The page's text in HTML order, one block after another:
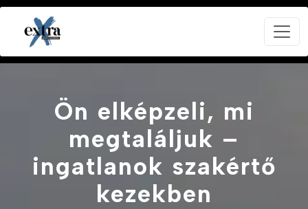
Ön elképzeli, mi
megtaláljuk –
ingatlanok szakértő
kezekben